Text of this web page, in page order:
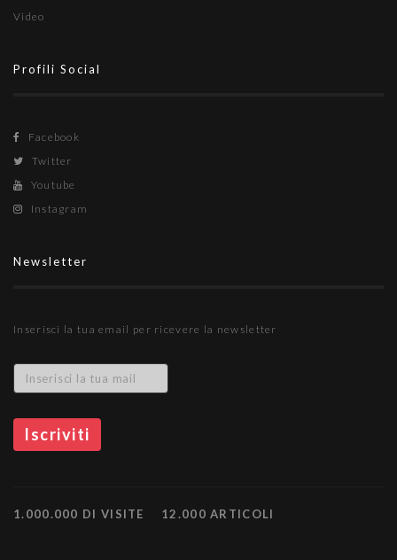
Video
Profili Social
Facebook
Twitter
Youtube
Instagram
Newsletter
Inserisci la tua email per ricevere la newsletter
1.000.000 DI VISITE 12.000 ARTICOLI